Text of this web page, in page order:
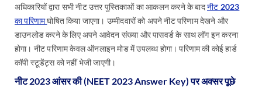
अधिकारियों द्वारा सभी नीट उत्तर पुस्तिकाओं का आकलन करने के बादनीट 2023
का परिणामघोषित किया जाएगा। उम्मीदवारों को अपने नीट परिणाम देखने और
डाउनलोड करने के लिए अपने आवेदन संख्या और पासवर्ड के साथ लॉग इन करना
होगा। नीट परिणाम केवल ऑनलाइन मोड में उपलब्ध होगा। परिणाम की कोई हार्ड
कॉपी स्टूडेंट्स को नहीं भेजी जाएगी।
नीट 2023 आंसर की (NEET 2023 Answer Key) पर अक्सर पूछे